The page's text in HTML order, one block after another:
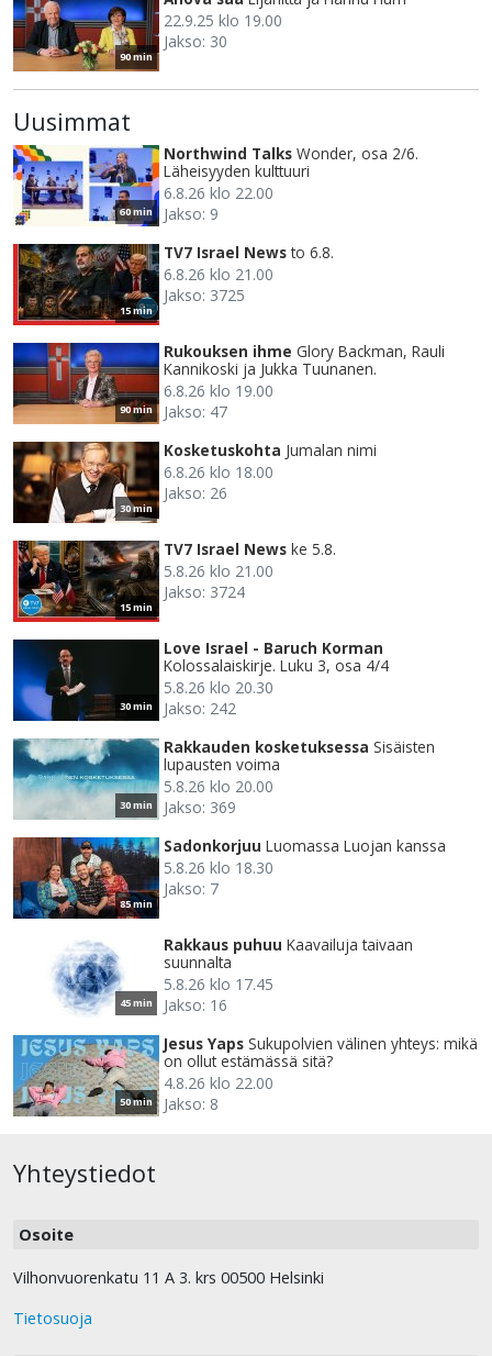
90 min
22.9.25 klo 19.00
Jakso: 30
Uusimmat
60 min
Northwind Talks Wonder, osa 2/6.
Läheisyyden kulttuuri
6.8.26 klo 22.00
Jakso: 9
15 min
TV7 Israel News to 6.8.
6.8.26 klo 21.00
Jakso: 3725
90 min
Rukouksen ihme Glory Backman, Rauli
Kannikoski ja Jukka Tuunanen.
6.8.26 klo 19.00
Jakso: 47
30 min
Kosketuskohta Jumalan nimi
6.8.26 klo 18.00
Jakso: 26
15 min
TV7 Israel News ke 5.8.
5.8.26 klo 21.00
Jakso: 3724
30 min
Love Israel - Baruch Korman
Kolossalaiskirje. Luku 3, osa 4/4
5.8.26 klo 20.30
Jakso: 242
30 min
Rakkauden kosketuksessa Sisäisten
lupausten voima
5.8.26 klo 20.00
Jakso: 369
85 min
Sadonkorjuu Luomassa Luojan kanssa
5.8.26 klo 18.30
Jakso: 7
45 min
Rakkaus puhuu Kaavailuja taivaan
suunnalta
5.8.26 klo 17.45
Jakso: 16
50 min
Jesus Yaps Sukupolvien välinen yhteys: mikä
on ollut estämässä sitä?
4.8.26 klo 22.00
Jakso: 8
Yhteystiedot
Osoite
Vilhonvuorenkatu 11 A 3. krs 00500 Helsinki
Tietosuoja